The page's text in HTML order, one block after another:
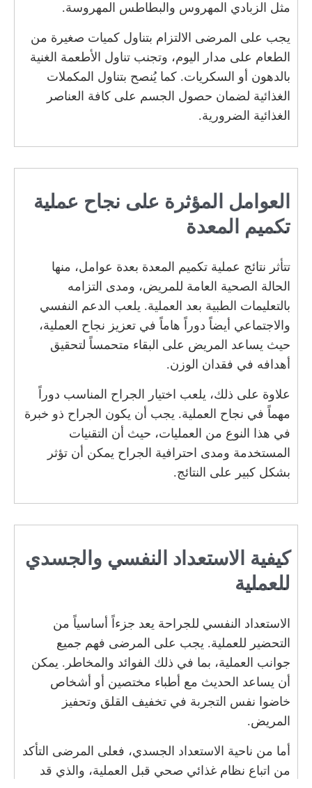
مثل الزبادي المهروس والبطاطس المهروسة.
يجب على المرضى الالتزام بتناول كميات صغيرة من
الطعام على مدار اليوم، وتجنب تناول الأطعمة الغنية
بالدهون أو السكريات. كما يُنصح بتناول المكملات
الغذائية لضمان حصول الجسم على كافة العناصر
الغذائية الضرورية.
العوامل المؤثرة على نجاح عملية
تكميم المعدة
تتأثر نتائج عملية تكميم المعدة بعدة عوامل، منها
الحالة الصحية العامة للمريض، ومدى التزامه
بالتعليمات الطبية بعد العملية. يلعب الدعم النفسي
والاجتماعي أيضاً دوراً هاماً في تعزيز نجاح العملية،
حيث يساعد المريض على البقاء متحمساً لتحقيق
أهدافه في فقدان الوزن.
علاوة على ذلك، يلعب اختيار الجراح المناسب دوراً
مهماً في نجاح العملية. يجب أن يكون الجراح ذو خبرة
في هذا النوع من العمليات، حيث أن التقنيات
المستخدمة ومدى احترافية الجراح يمكن أن تؤثر
بشكل كبير على النتائج.
كيفية الاستعداد النفسي والجسدي
للعملية
الاستعداد النفسي للجراحة يعد جزءاً أساسياً من
التحضير للعملية. يجب على المرضى فهم جميع
جوانب العملية، بما في ذلك الفوائد والمخاطر. يمكن
أن يساعد الحديث مع أطباء مختصين أو أشخاص
خاضوا نفس التجربة في تخفيف القلق وتحفيز
المريض.
أما من ناحية الاستعداد الجسدي، فعلى المرضى التأكد
من اتباع نظام غذائي صحي قبل العملية، والذي قد